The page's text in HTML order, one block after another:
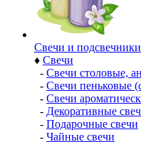
Свечи и подсвечники
♦ Свечи
- Свечи столовые,
- Свечи пеньковые
- Свечи
- Декоративные
- Подарочные свечи
- Чайные свечи